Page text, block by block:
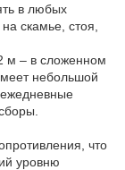
в любых
скамье, стоя,
м – в сложенном
небольшой
ежедневные
что
уровню